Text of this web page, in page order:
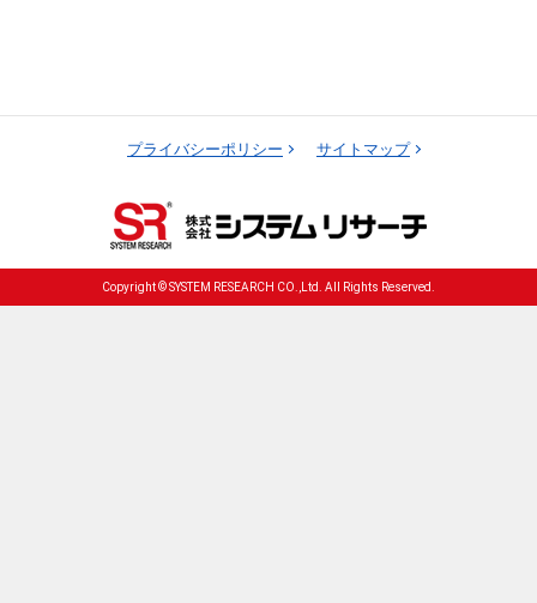
プライバシーポリシー サイトマップ
Copyright © SYSTEM RESEARCH CO.,Ltd. All Rights Reserved.